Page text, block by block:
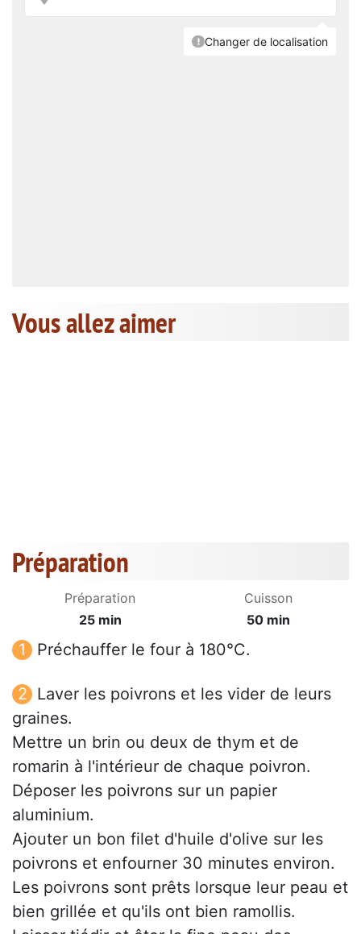
Vous allez aimer
Préparation
Préparation
25 min
Cuisson
50 min
Préchauffer le four à 180°C.
Laver les poivrons et les vider de leurs
graines.
Mettre un brin ou deux de thym et de
romarin à l'intérieur de chaque poivron.
Déposer les poivrons sur un papier
aluminium.
Ajouter un bon filet d'huile d'olive sur les
poivrons et enfourner 30 minutes environ.
Les poivrons sont prêts lorsque leur peau et
bien grillée et qu'ils ont bien ramollis.